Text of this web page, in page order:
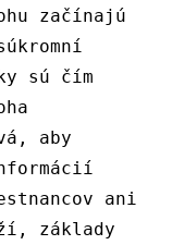
začínajú
sú čím
aby
ani
základy